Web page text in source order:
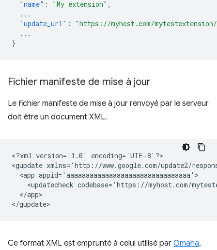
"name" : "My extension" ,
...
"update_url" :
"https://myhost.com/
...
}
Fichier manifeste de mise à jour
Le fichier manifeste de mise à jour renvoyé par le serveur
doit être un document XML.
<?xml version='1.0'
encoding='UTF-8'?>
<gupdate xmlns='http://www.google.com/update2/
<app
<updatecheck codebase='https://myhost.com/
</app>
Ce format XML est emprunté à celui utilisé par Omaha,